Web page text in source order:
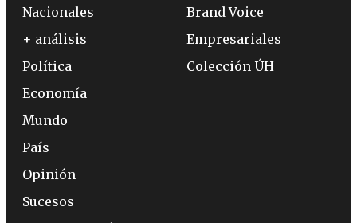
Nacionales
+ análisis
Política
Economía
Mundo
País
Opinión
Sucesos
Brand Voice
Empresariales
Colección ÚH